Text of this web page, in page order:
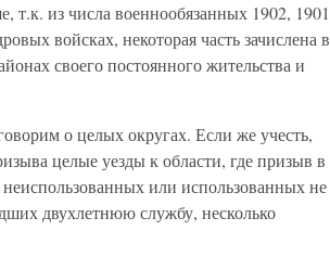
т.к. из числа военнообязанных 1902, 1901
войсках, некоторая часть зачислена в
своего постоянного жительства и
о целых округах. Если же учесть,
целые уезды к области, где призыв в
или использованных не
двухлетнюю службу, несколько